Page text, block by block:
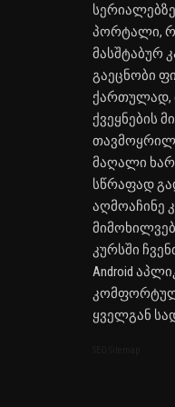
პორტალი,
მასშტაბურ
გაეცნობი
ქართულად,
ქვეყნების
მაღალი
სწრაფად
აღმოაჩინე
კურსში
Android
ყველგან